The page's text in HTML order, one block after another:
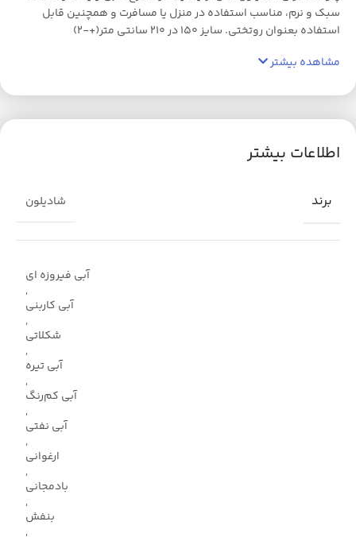
سبک و نرم، مناسب استفاده در منزل یا مسافرت و همچنین قابل
استفاده بعنوان روتختی. سایز 150 در 210 سانتی متر(+-2)
مشاهده بیشتر
اطلاعات بیشتر
برند شادیلون
آبی فیروزه ای
,
آبی کاربنی
,
شکلاتی
,
آبی تیره
,
آبی کم‌رنگ
,
آبی نفتی
,
ارغوانی
,
بادمجانی
,
بنفش
,